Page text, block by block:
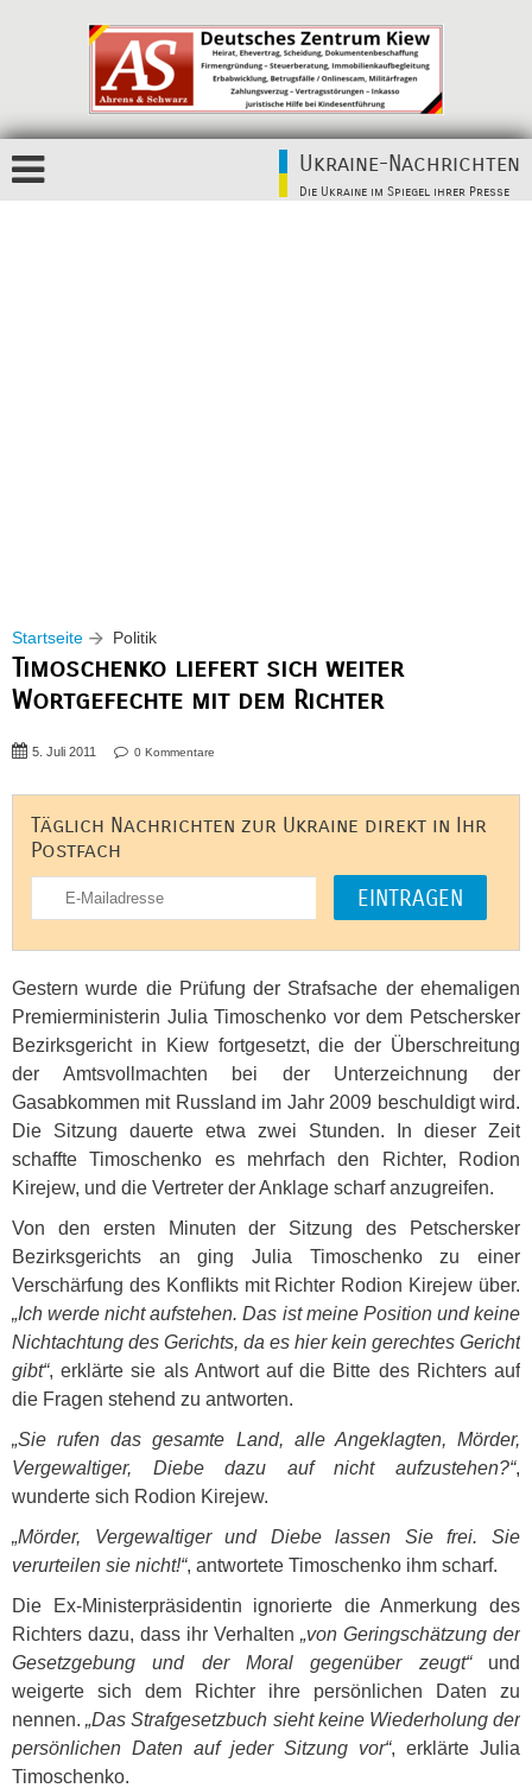
Ukraine-Nachrichten
Die Ukraine im Spiegel ihrer Presse
Startseite Politik
Timoschenko liefert sich weiter
Wortgefechte mit dem Richter
5. Juli 2011 0 Kommentare
Täglich Nachrichten zur Ukraine direkt in Ihr
Postfach
Gestern wurde die Prüfung der Strafsache der ehemaligen
Premierministerin Julia Timoschenko vor dem Petschersker
Bezirksgericht in Kiew fortgesetzt, die der Überschreitung
der Amtsvollmachten bei der Unterzeichnung der
Gasabkommen mit Russland im Jahr 2009 beschuldigt wird.
Die Sitzung dauerte etwa zwei Stunden. In dieser Zeit
schaffte Timoschenko es mehrfach den Richter, Rodion
Kirejew, und die Vertreter der Anklage scharf anzugreifen.
Von den ersten Minuten der Sitzung des Petschersker
Bezirksgerichts an ging Julia Timoschenko zu einer
Verschärfung des Konflikts mit Richter Rodion Kirejew über.
„Ich werde nicht aufstehen. Das ist meine Position und keine
Nichtachtung des Gerichts, da es hier kein gerechtes Gericht
gibt“, erklärte sie als Antwort auf die Bitte des Richters auf
die Fragen stehend zu antworten.
„Sie rufen das gesamte Land, alle Angeklagten, Mörder,
Vergewaltiger, Diebe dazu auf nicht aufzustehen?“,
wunderte sich Rodion Kirejew.
„Mörder, Vergewaltiger und Diebe lassen Sie frei. Sie
verurteilen sie nicht!“, antwortete Timoschenko ihm scharf.
Die Ex-Ministerpräsidentin ignorierte die Anmerkung des
Richters dazu, dass ihr Verhalten „von Geringschätzung der
Gesetzgebung und der Moral gegenüber zeugt“und
weigerte sich dem Richter ihre persönlichen Daten zu
nennen.„Das Strafgesetzbuch sieht keine Wiederholung der
persönlichen Daten auf jeder Sitzung vor“, erklärte Julia
Timoschenko.